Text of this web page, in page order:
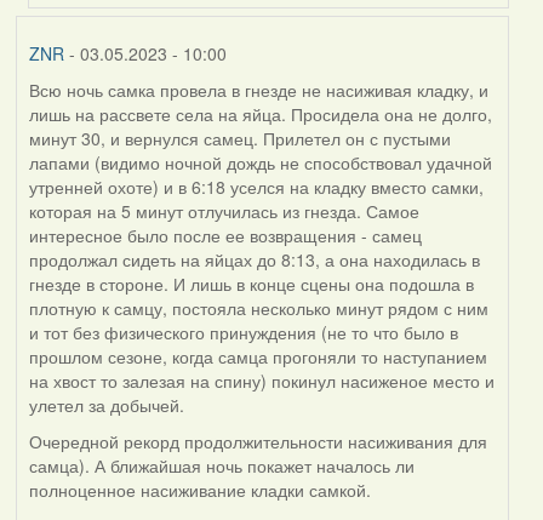
ZNR
ZNR- 03.05.2023 - 10:00
Всю ночь самка провела в гнезде не насиживая кладку, и
лишь на рассвете села на яйца. Просидела она не долго,
минут 30, и вернулся самец. Прилетел он с пустыми
лапами (видимо ночной дождь не способствовал удачной
утренней охоте) и в 6:18 уселся на кладку вместо самки,
которая на 5 минут отлучилась из гнезда. Самое
интересное было после ее возвращения - самец
продолжал сидеть на яйцах до 8:13, а она находилась в
гнезде в стороне. И лишь в конце сцены она подошла в
плотную к самцу, постояла несколько минут рядом с ним
и тот без физического принуждения (не то что было в
прошлом сезоне, когда самца прогоняли то наступанием
на хвост то залезая на спину) покинул насиженое место и
улетел за добычей.
Очередной рекорд продолжительности насиживания для
самца). А ближайшая ночь покажет началось ли
полноценное насиживание кладки самкой.